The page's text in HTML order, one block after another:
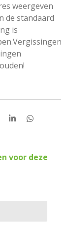
weergeven
de standaard
is
S
D
n
voor deze